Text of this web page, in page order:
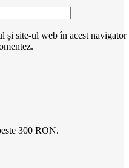
și site-ul web în acest navigator
300 RON.